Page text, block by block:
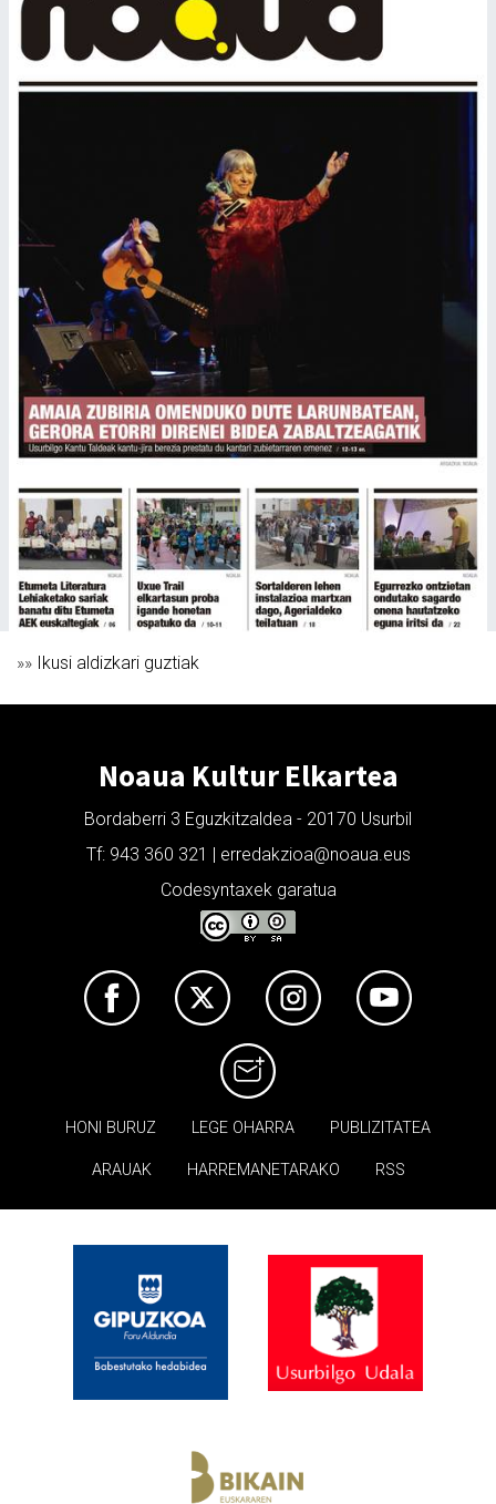
»» Ikusi aldizkari guztiak
Noaua Kultur Elkartea
Bordaberri 3 Eguzkitzaldea - 20170 Usurbil
Tf: 943 360 321 | erredakzioa@noaua.eus
Codesyntaxek garatua
HONI BURUZ LEGE OHARRA PUBLIZITATEA
ARAUAK HARREMANETARAKO RSS